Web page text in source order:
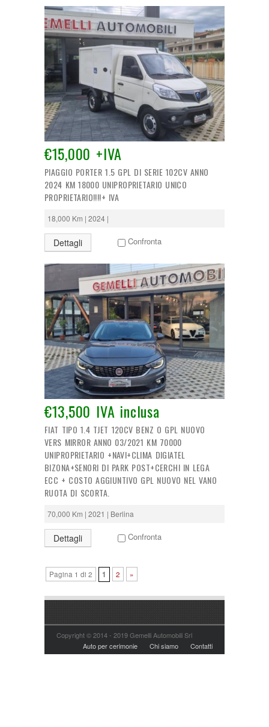
€15,000 +IVA
PIAGGIO PORTER 1.5 GPL DI SERIE 102CV ANNO
2024 KM 18000 UNIPROPRIETARIO UNICO
PROPRIETARIO!!!!+ IVA
18,000 Km | 2024 |
Dettagli Confronta
€13,500 IVA inclusa
FIAT TIPO 1.4 TJET 120CV BENZ O GPL NUOVO
VERS MIRROR ANNO 03/2021 KM 70000
UNIPROPRIETARIO +NAVI+CLIMA DIGIATEL
BIZONA+SENORI DI PARK POST+CERCHI IN LEGA
ECC + COSTO AGGIUNTIVO GPL NUOVO NEL VANO
RUOTA DI SCORTA.
70,000 Km | 2021 | Berlina
Dettagli Confronta
Pagina 1 di 2 1 2 »
Copyright © 2014 - 2019 Gemelli Automobili Srl
Auto per cerimonie
Chi siamo Contatti